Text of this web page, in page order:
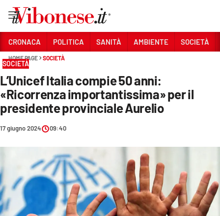
Sezioni
CRONACA
POLITICA
SOCIETÀ
CULTURA
ECONOMIA E LAVORO
CRONACA POLITICA SANITÀ AMBIENTE SOCIETÀ
HOME PAGE SOCIETÀ
SOCIETÀ
L’Unicef Italia compie 50 anni:
«Ricorrenza importantissima» per il
presidente provinciale Aurelio
17 giugno 2024 09:40